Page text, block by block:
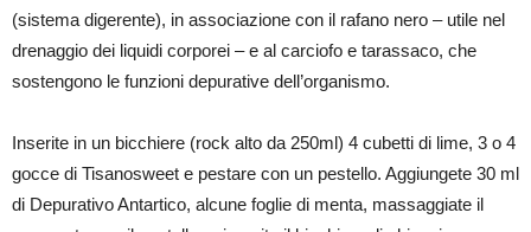
(sistema digerente), in associazione con il rafano nero – utile nel
drenaggio dei liquidi corporei – e al carciofo e tarassaco, che
sostengono le funzioni depurative dell’organismo.
Inserite in un bicchiere (rock alto da 250ml) 4 cubetti di lime, 3 o 4
gocce di Tisanosweet e pestare con un pestello. Aggiungete 30 ml
di Depurativo Antartico, alcune foglie di menta, massaggiate il